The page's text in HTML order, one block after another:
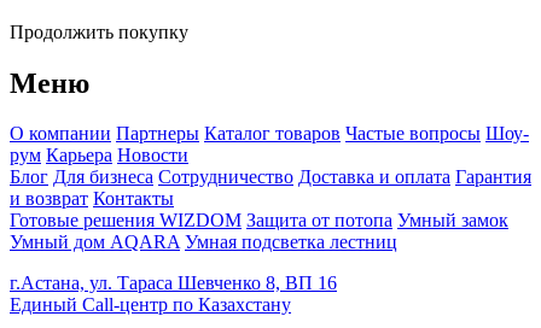
Продолжить покупку
Меню
О компании Партнеры Каталог товаров Частые вопросы Шоу-
рум Карьера Новости
Блог Для бизнеса Сотрудничество Доставка и оплата Гарантия
и возврат Контакты
Готовые решения WIZDOM Защита от потопа Умный замок
Умный дом AQARA Умная подсветка лестниц
г.Астана, ул. Тараса Шевченко 8, ВП 16
Единый Call-центр по Казахстану